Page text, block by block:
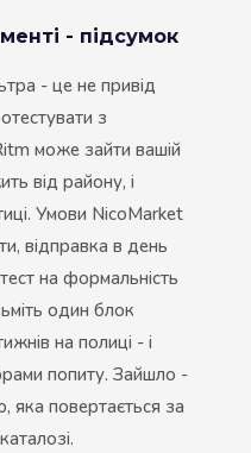
- підсумок
- це не привід
з
може зайти вашій
від району, і
Умови NicoMarket
відправка в день
на формальність
один блок
на полиці - і
попиту. Зайшло -
яка повертається за